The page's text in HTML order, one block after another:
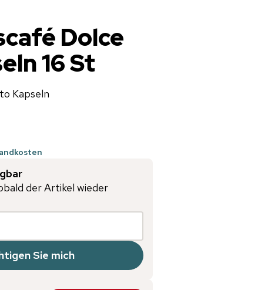
Dolce
16 St
Kapseln
der Artikel wieder
Sie mich